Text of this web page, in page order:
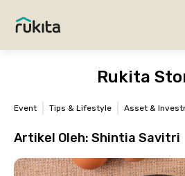
Rukita
Event Tips & Lifestyle Asset &
Artikel Oleh: Shintia Savitri